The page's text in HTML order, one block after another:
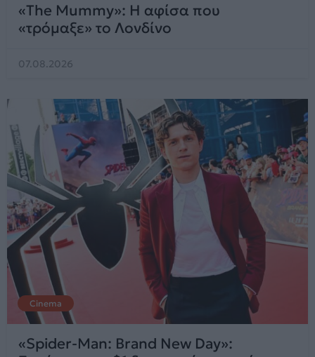
«The Mummy»: Η αφίσα που
«τρόμαξε» το Λονδίνο
07.08.2026
Cinema
«Spider-Man: Brand New Day»: